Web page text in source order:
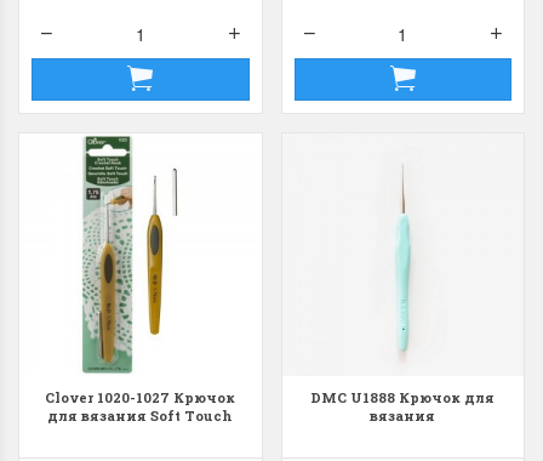
Clover 1020-1027 Крючок
для вязания Soft Touch
DMC U1888 Крючок для
вязания